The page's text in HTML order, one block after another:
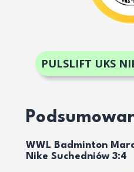
PULSLIFT UKS
WWL Badminton
Nike Suchedniów 3:4